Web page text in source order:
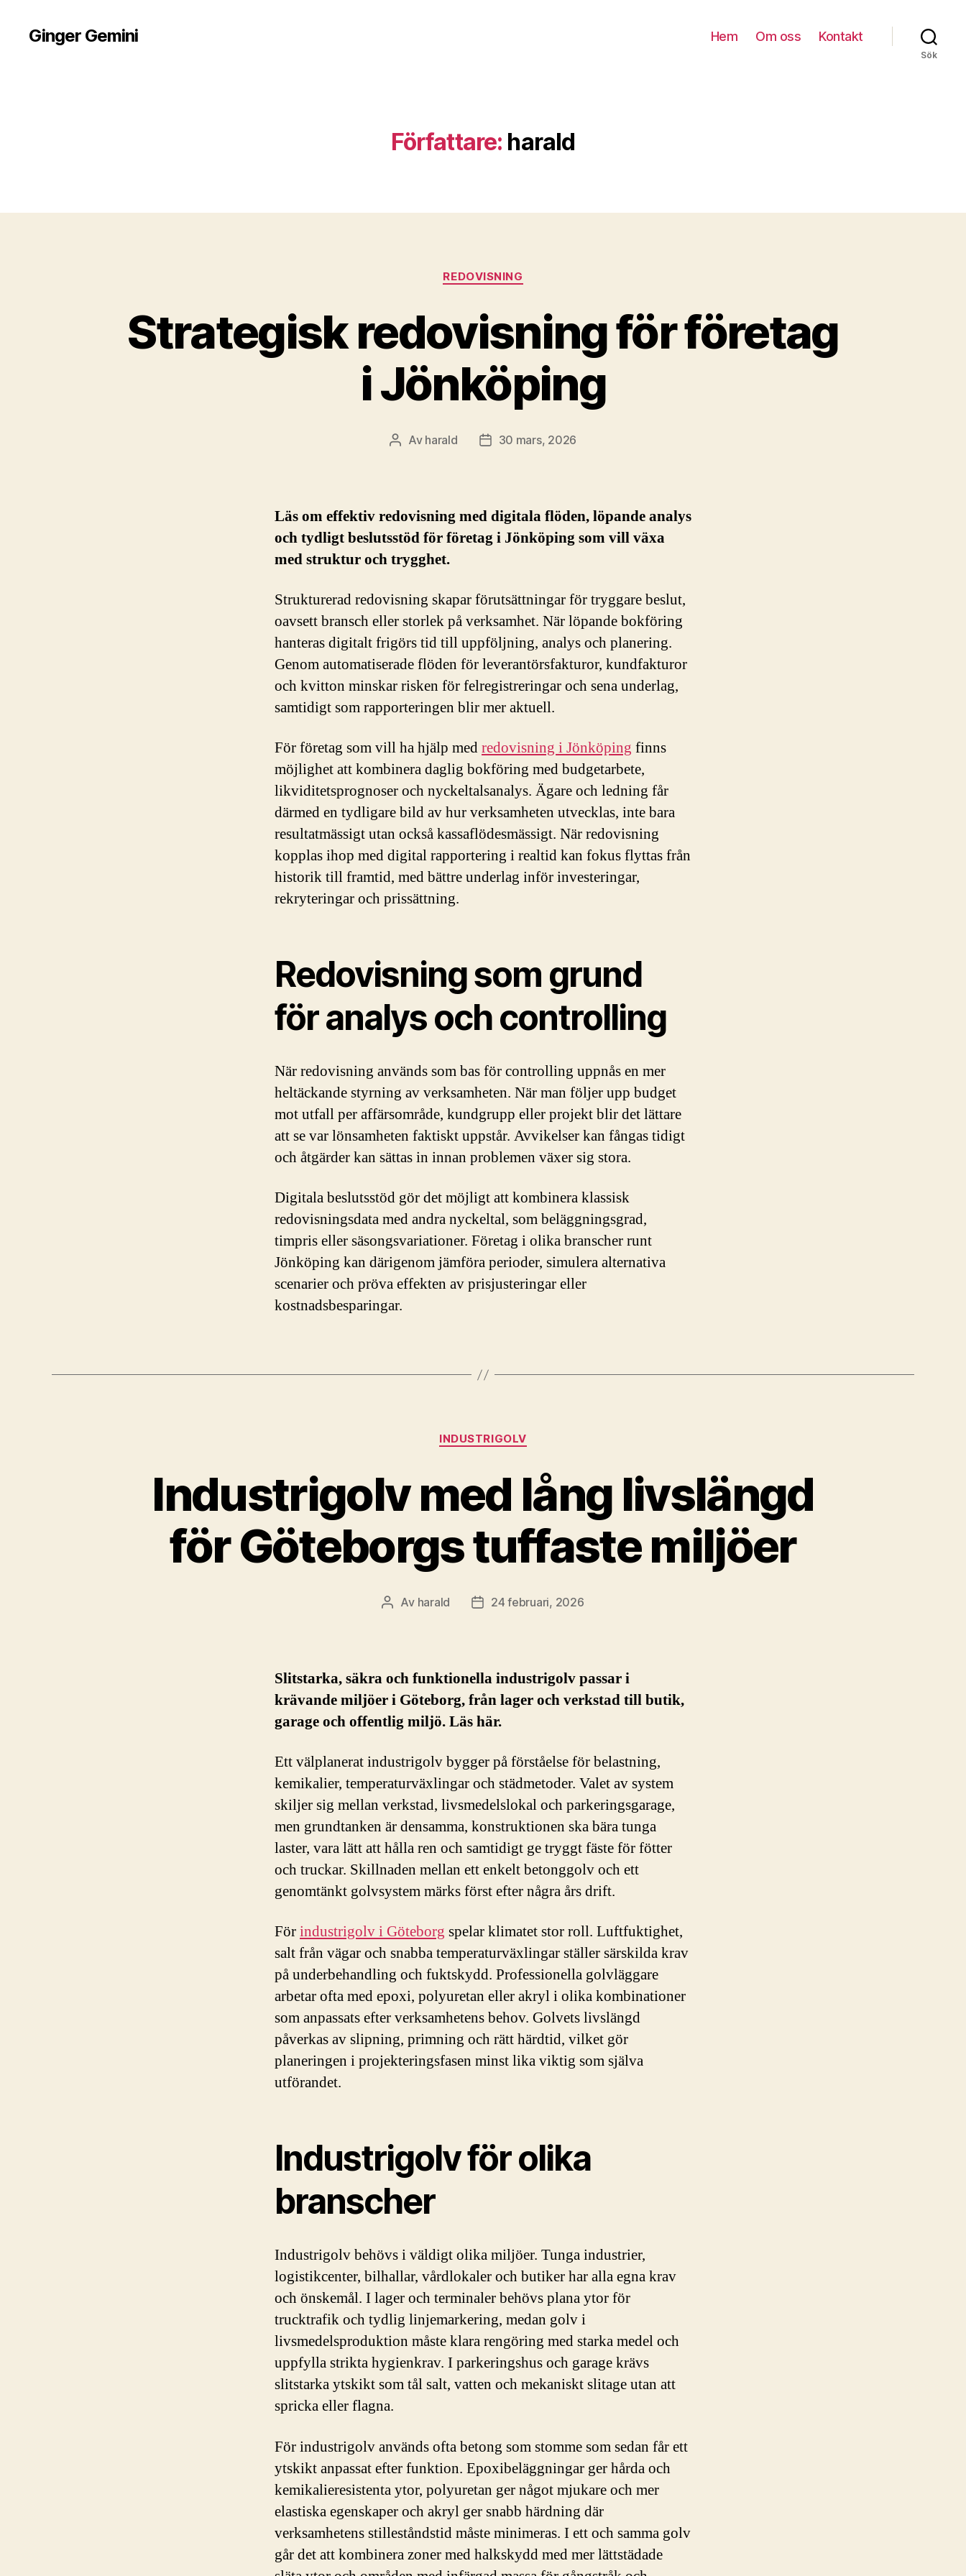
Ginger Gemini Hem Om oss Kontakt
Sök
Författare: harald
Kategorier
REDOVISNING
Strategisk redovisning för företag
i Jönköping
Inläggsförfattare
Av harald Inläggsdatum
30 mars, 2026
Läs om effektiv redovisning med digitala flöden, löpande analys
och tydligt beslutsstöd för företag i Jönköping som vill växa
med struktur och trygghet.
Strukturerad redovisning skapar förutsättningar för tryggare beslut,
oavsett bransch eller storlek på verksamhet. När löpande bokföring
hanteras digitalt frigörs tid till uppföljning, analys och planering.
Genom automatiserade flöden för leverantörsfakturor, kundfakturor
och kvitton minskar risken för felregistreringar och sena underlag,
samtidigt som rapporteringen blir mer aktuell.
För företag som vill ha hjälp medredovisning i Jönköping finns
möjlighet att kombinera daglig bokföring med budgetarbete,
likviditetsprognoser och nyckeltalsanalys. Ägare och ledning får
därmed en tydligare bild av hur verksamheten utvecklas, inte bara
resultatmässigt utan också kassaflödesmässigt. När redovisning
kopplas ihop med digital rapportering i realtid kan fokus flyttas från
historik till framtid, med bättre underlag inför investeringar,
rekryteringar och prissättning.
Redovisning som grund
för analys och controlling
När redovisning används som bas för controlling uppnås en mer
heltäckande styrning av verksamheten. När man följer upp budget
mot utfall per affärsområde, kundgrupp eller projekt blir det lättare
att se var lönsamheten faktiskt uppstår. Avvikelser kan fångas tidigt
och åtgärder kan sättas in innan problemen växer sig stora.
Digitala beslutsstöd gör det möjligt att kombinera klassisk
redovisningsdata med andra nyckeltal, som beläggningsgrad,
timpris eller säsongsvariationer. Företag i olika branscher runt
Jönköping kan därigenom jämföra perioder, simulera alternativa
scenarier och pröva effekten av prisjusteringar eller
kostnadsbesparingar.
Kategorier
INDUSTRIGOLV
Industrigolv med lång livslängd
för Göteborgs tuffaste miljöer
Inläggsförfattare
Av harald Inläggsdatum
24 februari, 2026
Slitstarka, säkra och funktionella industrigolv passar i
krävande miljöer i Göteborg, från lager och verkstad till butik,
garage och offentlig miljö. Läs här.
Ett välplanerat industrigolv bygger på förståelse för belastning,
kemikalier, temperaturväxlingar och städmetoder. Valet av system
skiljer sig mellan verkstad, livsmedelslokal och parkeringsgarage,
men grundtanken är densamma, konstruktionen ska bära tunga
laster, vara lätt att hålla ren och samtidigt ge tryggt fäste för fötter
och truckar. Skillnaden mellan ett enkelt betonggolv och ett
genomtänkt golvsystem märks först efter några års drift.
Förindustrigolv i Göteborg spelar klimatet stor roll. Luftfuktighet,
salt från vägar och snabba temperaturväxlingar ställer särskilda krav
på underbehandling och fuktskydd. Professionella golvläggare
arbetar ofta med epoxi, polyuretan eller akryl i olika kombinationer
som anpassats efter verksamhetens behov. Golvets livslängd
påverkas av slipning, primning och rätt härdtid, vilket gör
planeringen i projekteringsfasen minst lika viktig som själva
utförandet.
Industrigolv för olika
branscher
Industrigolv behövs i väldigt olika miljöer. Tunga industrier,
logistikcenter, bilhallar, vårdlokaler och butiker har alla egna krav
och önskemål. I lager och terminaler behövs plana ytor för
trucktrafik och tydlig linjemarkering, medan golv i
livsmedelsproduktion måste klara rengöring med starka medel och
uppfylla strikta hygienkrav. I parkeringshus och garage krävs
slitstarka ytskikt som tål salt, vatten och mekaniskt slitage utan att
spricka eller flagna.
För industrigolv används ofta betong som stomme som sedan får ett
ytskikt anpassat efter funktion. Epoxibeläggningar ger hårda och
kemikalieresistenta ytor, polyuretan ger något mjukare och mer
elastiska egenskaper och akryl ger snabb härdning där
verksamhetens stilleståndstid måste minimeras. I ett och samma golv
går det att kombinera zoner med halkskydd med mer lättstädade